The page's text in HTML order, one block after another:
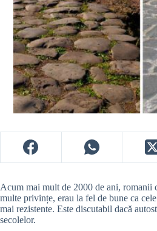
Acum mai mult de 2000 de ani, romanii
multe privințe, erau la fel de bune ca
mai rezistente. Este discutabil dacă
secolelor.